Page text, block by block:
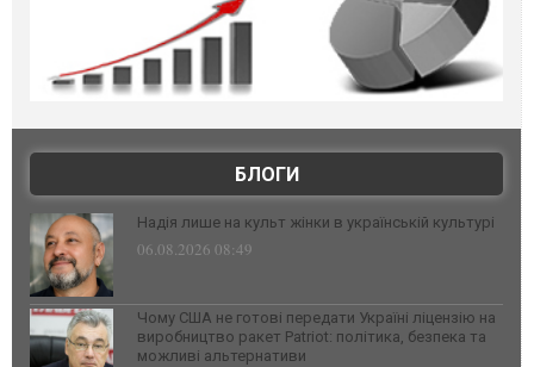
БЛОГИ
Надія лише на культ жінки в українській культурі
06.08.2026 08:49
Чому США не готові передати Україні ліцензію на
виробництво ракет Patriot: політика, безпека та
можливі альтернативи